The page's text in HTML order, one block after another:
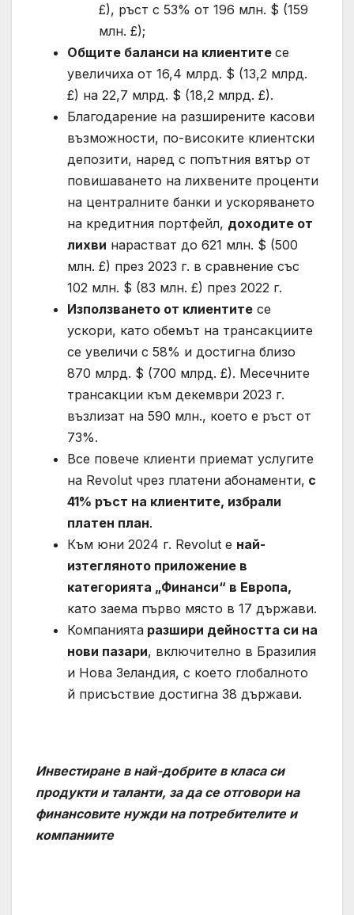
£), ръст с 53% от 196 млн. $ (159
млн. £);
Общите баланси на клиентите се
увеличиха от 16,4 млрд. $ (13,2 млрд.
£) на 22,7 млрд. $ (18,2 млрд. £).
Благодарение на разширените касови
възможности, по-високите клиентски
депозити, наред с попътния вятър от
повишаването на лихвените проценти
на централните банки и ускоряването
на кредитния портфейл, доходите от
лихви нарастват до 621 млн. $ (500
млн. £) през 2023 г. в сравнение със
102 млн. $ (83 млн. £) през 2022 г.
Използването от клиентите се
ускори, като обемът на трансакциите
се увеличи с 58% и достигна близо
870 млрд. $ (700 млрд. £). Месечните
трансакции към декември 2023 г.
възлизат на 590 млн., което е ръст от
73%.
Все повече клиенти приемат услугите
на Revolut чрез платени абонаменти, с
41% ръст на клиентите, избрали
платен план.
Към юни 2024 г. Revolut е най-
изтегляното приложение в
категорията „Финанси“ в Европа,
като заема първо място в 17 държави.
Компанията разшири дейността си на
нови пазари, включително в Бразилия
и Нова Зеландия, с което глобалното
й присъствие достигна 38 държави.
Инвестиране в най-добрите в класа си
продукти и таланти, за да се отговори на
финансовите нужди на потребителите и
компаниите